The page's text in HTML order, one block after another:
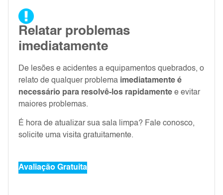
Relatar problemas
imediatamente
De lesões e acidentes a equipamentos quebrados, o
relato de qualquer problema imediatamente é
necessário para resolvê-los rapidamente e evitar
maiores problemas.
É hora de atualizar sua sala limpa? Fale conosco,
solicite uma visita gratuitamente.
Avaliação Gratuita